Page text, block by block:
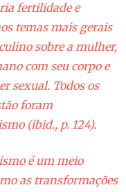
fertilidade e
temas mais gerais
sobre a mulher,
com seu corpo e
sexual. Todos os
foram
(ibid., p. 124).
é um meio
as transformações